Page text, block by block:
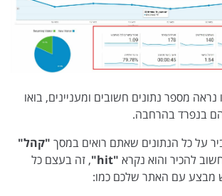
מספר נתונים חשובים ומעניינים, בואו
בנפרד בהרחבה.
על כל הנתונים שאתם רואים במסך "קהל"
להכיר והוא נקרא "hit"
, זה בעצם כל
מבצע עם האתר שלכם כמו: